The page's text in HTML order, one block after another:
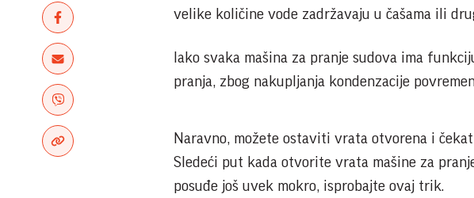
velike količine vode zadržavaju u čašama ili
Iako svaka mašina za pranje sudova ima
pranja, zbog nakupljanja kondenzacije
Naravno, možete ostaviti vrata otvorena i
Sledeći put kada otvorite vrata mašine za
posuđe još uvek mokro, isprobajte ovaj trik.